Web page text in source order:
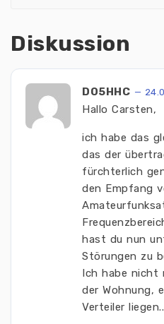
Diskussion
DO5HHC —
Hallo Carsten,
ich habe das
das der
fürchterlich
den Empfang
hast du nun
Störungen zu
Ich habe nicht
der Wohnung,
Verteiler liegen..